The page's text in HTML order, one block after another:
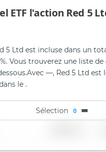
ETF l'action Red 5
5 Ltd est incluse dans un
Vous trouverez une liste de
Avec —, Red 5 Ltd est
le .
Sélection 0